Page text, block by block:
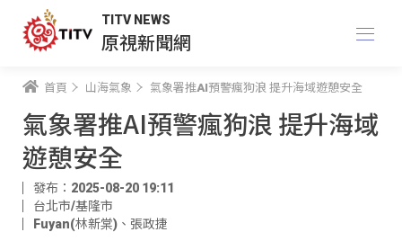
TITV NEWS
原視新聞網
首頁 山海氣象 氣象署推AI預警瘋狗浪 提升海域遊憩安全
氣象署推AI預警瘋狗浪 提升海域
遊憩安全
發布：2025-08-20 19:11
台北市/基隆市
Fuyan(林新棠) 、 張政捷